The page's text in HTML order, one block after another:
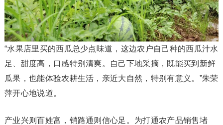
“水果店里买的西瓜总少点味道，这边农户自己种的西瓜汁水
足、甜度高，口感特别清爽。自己下地采摘，既能买到新鲜
瓜果，也能体验农耕生活，亲近大自然，特别有意义。”朱荣
萍开心地说道。
产业兴则百姓富，销路通则信心足。为打通农产品销售堵